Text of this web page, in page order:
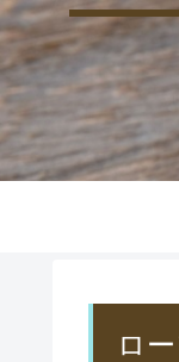
ロ